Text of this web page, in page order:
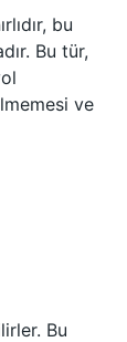
bu
Bu tür,
ve
Bu